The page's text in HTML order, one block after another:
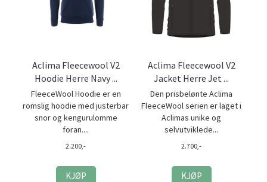
Aclima Fleecewool V2
Hoodie Herre Navy ...
FleeceWool Hoodie er en
romslig hoodie med justerbar
snor og kengurulomme
foran....
2.200,-
KJØP
Aclima Fleecewool V2
Jacket Herre Jet ...
Den prisbelønte Aclima
FleeceWool serien er laget i
Aclimas unike og
selvutviklede...
2.700,-
KJØP